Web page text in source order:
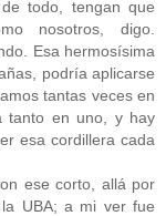
todo, tengan que
nosotros, digo.
Esa hermosísima
podría aplicarse
tantas veces en
tanto en uno, y hay
esa cordillera cada
ese corto, allá por
UBA; a mi ver fue